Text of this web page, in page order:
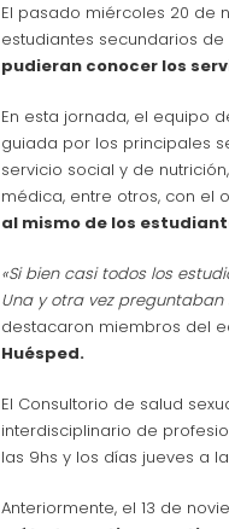
El pasado miércoles 20 de
estudiantes secundarios de
pudieran conocer los
En esta jornada, el equipo
guiada por los principales
servicio social y de
médica, entre otros, con el
al mismo de los
«Si bien casi todos los
Una y otra vez
destacaron miembros del
Huésped.
El Consultorio de salud
interdisciplinario de
las 9hs y los días jueves a
Anteriormente, el 13 de